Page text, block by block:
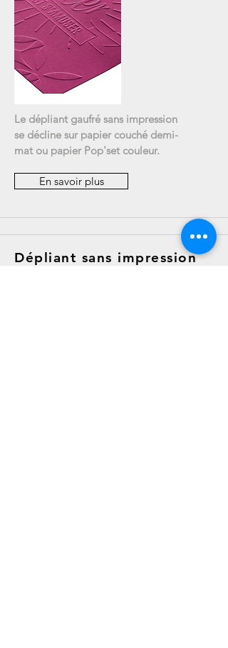
Le dépliant gaufré sans impression
se décline sur papier couché demi-
mat ou papier Pop'set couleur.
En savoir plus
Dépliant sans impression